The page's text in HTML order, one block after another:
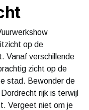
op de
Vanaf verschillende
zicht op de
stad. Bewonder de
rijk is terwijl
Vergeet niet om je